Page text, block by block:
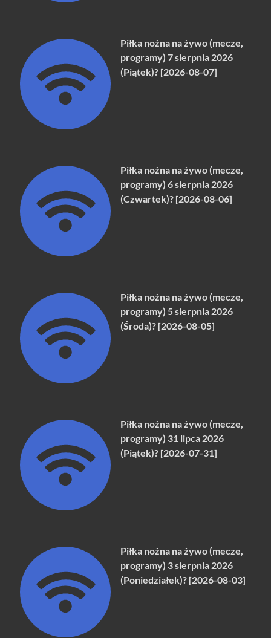
Piłka nożna na żywo (mecze,
programy) 7 sierpnia 2026
(Piątek)? [2026-08-07]
Piłka nożna na żywo (mecze,
programy) 6 sierpnia 2026
(Czwartek)? [2026-08-06]
Piłka nożna na żywo (mecze,
programy) 5 sierpnia 2026
(Środa)? [2026-08-05]
Piłka nożna na żywo (mecze,
programy) 31 lipca 2026
(Piątek)? [2026-07-31]
Piłka nożna na żywo (mecze,
programy) 3 sierpnia 2026
(Poniedziałek)? [2026-08-03]